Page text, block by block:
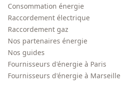
Consommation énergie
Raccordement électrique
Raccordement gaz
Nos partenaires énergie
Nos guides
Fournisseurs d'énergie à Paris
Fournisseurs d'énergie à Marseille